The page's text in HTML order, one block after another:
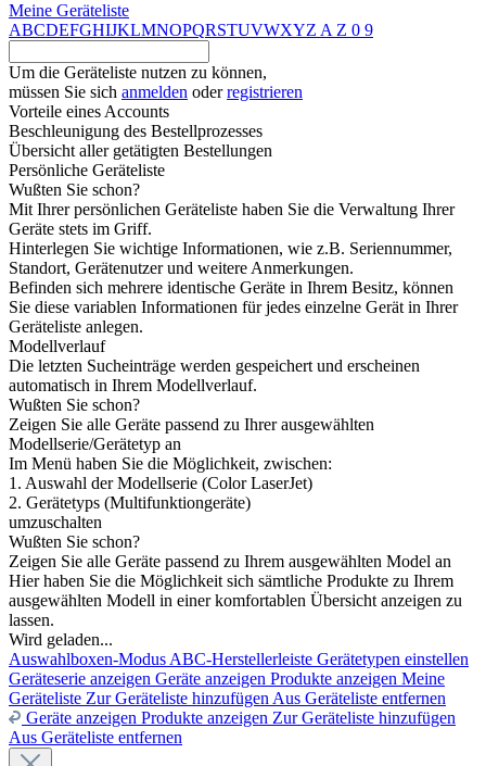
Meine Geräteliste
ABCDEFGHIJKLMNOPQRSTUVWXYZ A Z 0 9
Um die Geräteliste nutzen zu können,
müssen Sie sich anmelden oderregistrieren
Vorteile eines Accounts
Beschleunigung des Bestellprozesses
Übersicht aller getätigten Bestellungen
Persönliche Geräteliste
Wußten Sie schon?
Mit Ihrer persönlichen Geräteliste haben Sie die Verwaltung Ihrer
Geräte stets im Griff.
Hinterlegen Sie wichtige Informationen, wie z.B. Seriennummer,
Standort, Gerätenutzer und weitere Anmerkungen.
Befinden sich mehrere identische Geräte in Ihrem Besitz, können
Sie diese variablen Informationen für jedes einzelne Gerät in Ihrer
Geräteliste anlegen.
Modellverlauf
Die letzten Sucheinträge werden gespeichert und erscheinen
automatisch in Ihrem Modellverlauf.
Wußten Sie schon?
Zeigen Sie alle Geräte passend zu Ihrer ausgewählten
Modellserie/Gerätetyp an
Im Menü haben Sie die Möglichkeit, zwischen:
1. Auswahl der Modellserie (Color LaserJet)
2. Gerätetyps (Multifunktiongeräte)
umzuschalten
Wußten Sie schon?
Zeigen Sie alle Geräte passend zu Ihrem ausgewählten Model an
Hier haben Sie die Möglichkeit sich sämtliche Produkte zu Ihrem
ausgewählten Modell in einer komfortablen Übersicht anzeigen zu
lassen.
Wird geladen...
Auswahlboxen-Modus ABC-Herstellerleiste Gerätetypen einstellen
Geräteserie anzeigen Geräte anzeigen Produkte anzeigen Meine
Geräteliste Zur Geräteliste hinzufügen Aus Geräteliste entfernen
Geräte anzeigen Produkte anzeigen Zur Geräteliste hinzufügen
Aus Geräteliste entfernen